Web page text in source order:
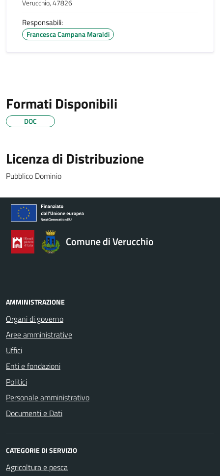
Verucchio, 47826
Responsabili:
Francesca Campana Maraldi
Formati Disponibili
DOC
Licenza di Distribuzione
Pubblico Dominio
Comune di Verucchio
AMMINISTRAZIONE
Organi di governo
Aree amministrative
Uffici
Enti e fondazioni
Politici
Personale amministrativo
Documenti e Dati
CATEGORIE DI SERVIZIO
Agricoltura e pesca